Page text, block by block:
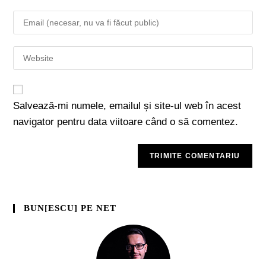
Salvează-mi numele, emailul și site-ul web în acest
navigator pentru data viitoare când o să comentez.
BUN[ESCU] PE NET